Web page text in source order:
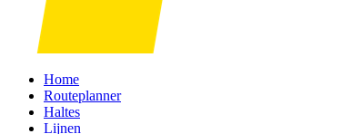
Home
Routeplanner
Haltes
Lijnen